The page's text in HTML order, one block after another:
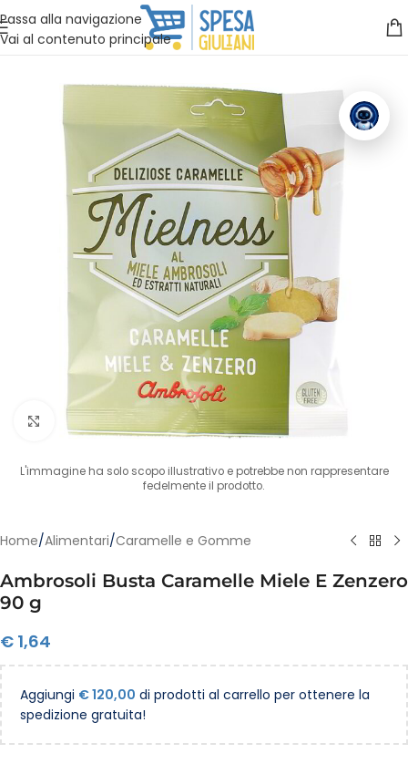
Passa alla navigazione
Vai al contenuto principale
Vuoi assistenza?Clicca qui e ti richiamiamo noi
Clicca per ingrandire
L'immagine ha solo scopo illustrativo e potrebbe non rappresentare
fedelmente il prodotto.
Home/Alimentari/Caramelle e Gomme
Ambrosoli Busta Caramelle Miele E Zenzero
90 g
€ 1,64
Aggiungi €120,00 di prodotti al carrello per ottenere la
spedizione gratuita!